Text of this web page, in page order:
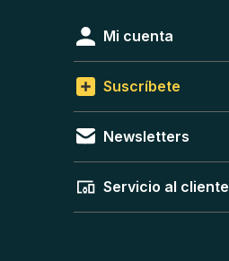
Mi cuenta
Suscríbete
Newsletters
Servicio al cliente